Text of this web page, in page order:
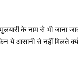
के नाम से भी जाना
ये आसानी से नहीं मिलते